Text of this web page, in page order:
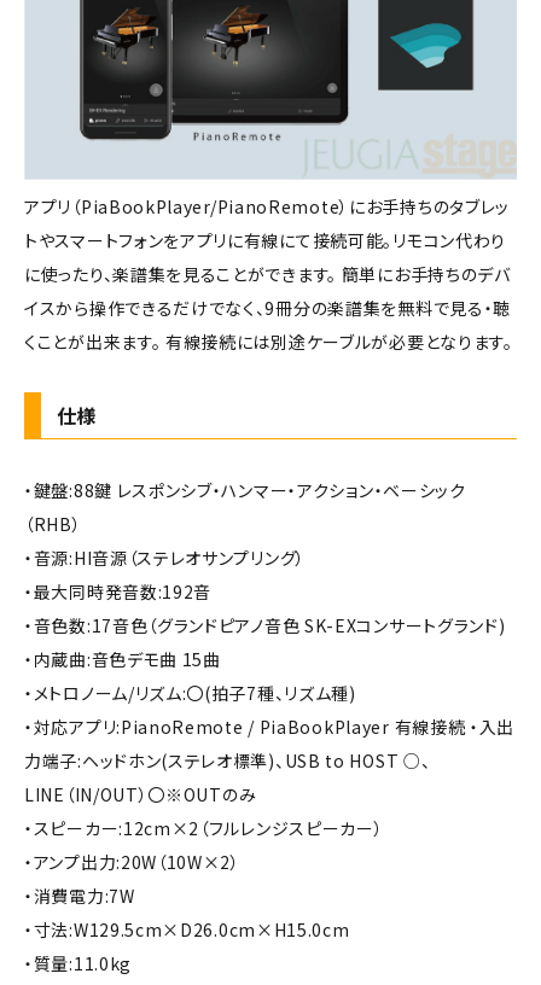
アプリ（PiaBookPlayer/PianoRemote）にお手持ちのタブレッ
トやスマートフォンをアプリに有線にて接続可能。リモコン代わり
に使ったり、楽譜集を見ることができます。 簡単にお手持ちのデバ
イスから操作できるだけでなく、9冊分の楽譜集を無料で見る・聴
くことが出来ます。 有線接続には別途ケーブルが必要となります。
仕様
・鍵盤:88鍵 レスポンシブ・ハンマー・アクション・ベーシック
（RHB）
・音源:HI音源（ステレオサンプリング）
・最大同時発音数:192音
・音色数:17音色（グランドピアノ音色 SK-EXコンサートグランド)
・内蔵曲:音色デモ曲 15曲
・メトロノーム/リズム:〇(拍子7種、リズム種)
・対応アプリ:PianoRemote / PiaBookPlayer 有線接続 ・入出
力端子:ヘッドホン(ステレオ標準)、USB to HOST ○、
LINE（IN/OUT）〇※OUTのみ
・スピーカー:12cm×2（フルレンジスピーカー）
・アンプ出力:20W（10W×2）
・消費電力:7W
・寸法:W129.5cm×D26.0cm×H15.0cm
・質量:11.0kg